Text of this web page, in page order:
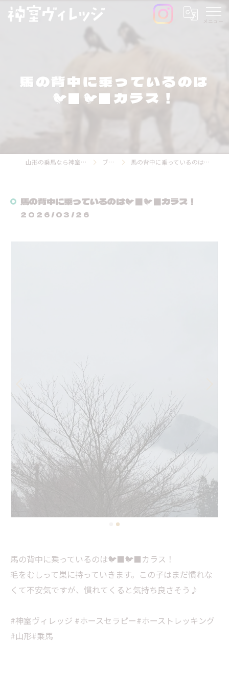
馬の背中に乗っているのは
🐦‍⬛🐦‍⬛カラス！
山形の乗馬なら神室ヴィレッジ ブログ 馬の背中に乗っているのは🐦‍⬛🐦‍⬛カラス！
馬の背中に乗っているのは🐦‍⬛🐦‍⬛カラス！
2026/03/26
馬の背中に乗っているのは🐦‍⬛🐦‍⬛カラス！
毛をむしって巣に持っていきます。この子はまだ慣れな
くて不安気ですが、慣れてくると気持ち良さそう♪
#神室ヴィレッジ #ホースセラピー#ホーストレッキング
#山形#乗馬